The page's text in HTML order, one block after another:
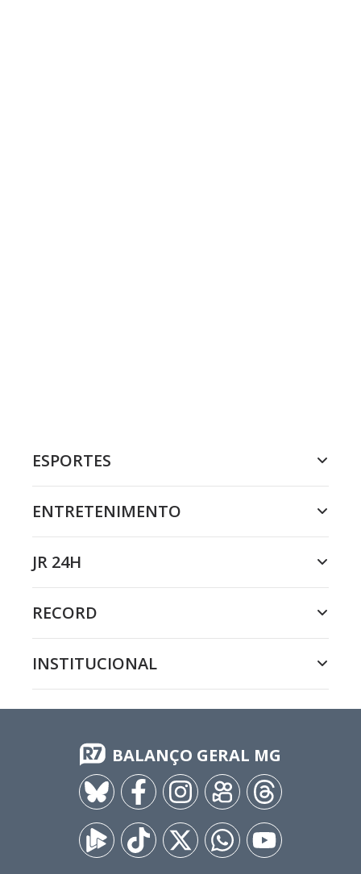
ESPORTES
ENTRETENIMENTO
JR 24H
RECORD
INSTITUCIONAL
BALANÇO GERAL MG